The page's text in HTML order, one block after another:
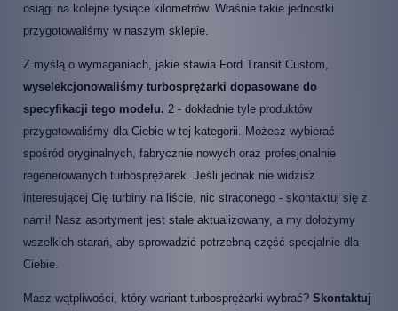
osiągi na kolejne tysiące kilometrów. Właśnie takie jednostki
przygotowaliśmy w naszym sklepie.
Z myślą o wymaganiach, jakie stawia Ford Transit Custom,
wyselekcjonowaliśmy turbosprężarki dopasowane do
specyfikacji tego modelu. 2 - dokładnie tyle produktów
przygotowaliśmy dla Ciebie w tej kategorii. Możesz wybierać
spośród oryginalnych, fabrycznie nowych oraz profesjonalnie
regenerowanych turbosprężarek. Jeśli jednak nie widzisz
interesującej Cię turbiny na liście, nic straconego - skontaktuj się z
nami! Nasz asortyment jest stale aktualizowany, a my dołożymy
wszelkich starań, aby sprowadzić potrzebną część specjalnie dla
Ciebie.
Masz wątpliwości, który wariant turbosprężarki wybrać? Skontaktuj